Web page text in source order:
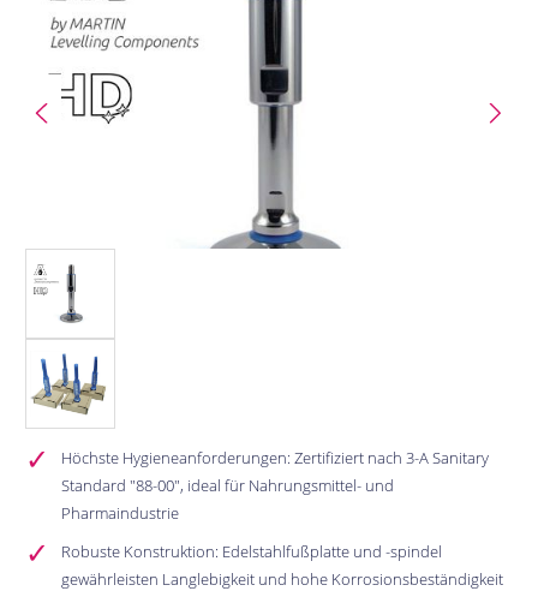
Höchste Hygieneanforderungen: Zertifiziert nach 3-A Sanitary
Standard "88-00", ideal für Nahrungsmittel- und
Pharmaindustrie
Robuste Konstruktion: Edelstahlfußplatte und -spindel
gewährleisten Langlebigkeit und hohe Korrosionsbeständigkeit